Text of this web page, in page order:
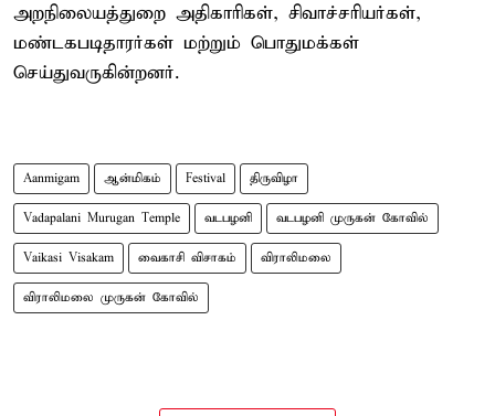
அறநிலையத்துறை அதிகாரிகள், சிவாச்சரியர்கள்,
மண்டகபடிதாரர்கள் மற்றும் பொதுமக்கள்
செய்துவருகின்றனர்.
Aanmigam ஆன்மிகம் Festival திருவிழா
Vadapalani Murugan Temple வடபழனி வடபழனி முருகன் கோவில்
Vaikasi Visakam வைகாசி விசாகம் விராலிமலை
விராலிமலை முருகன் கோவில்